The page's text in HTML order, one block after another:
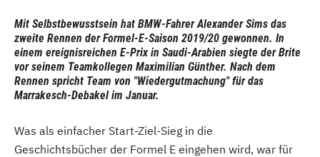
Mit Selbstbewusstsein hat BMW-Fahrer Alexander Sims das
zweite Rennen der Formel-E-Saison 2019/20 gewonnen. In
einem ereignisreichen E-Prix in Saudi-Arabien siegte der Brite
vor seinem Teamkollegen Maximilian Günther. Nach dem
Rennen spricht Team von "Wiedergutmachung" für das
Marrakesch-Debakel im Januar.
Was als einfacher Start-Ziel-Sieg in die
Geschichtsbücher der Formel E eingehen wird, war für